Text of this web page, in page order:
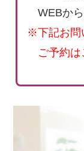
WEBから
※下記お問
ご予約は